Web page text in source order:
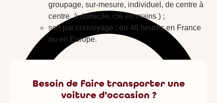
groupage, sur-mesure, individuel, de centre à
centre, à domicile, clé en mains ) ;
soit par convoyage : en 48 heures en France
ou en Europe.
Besoin de faire transporter une
voiture d’occasion ?